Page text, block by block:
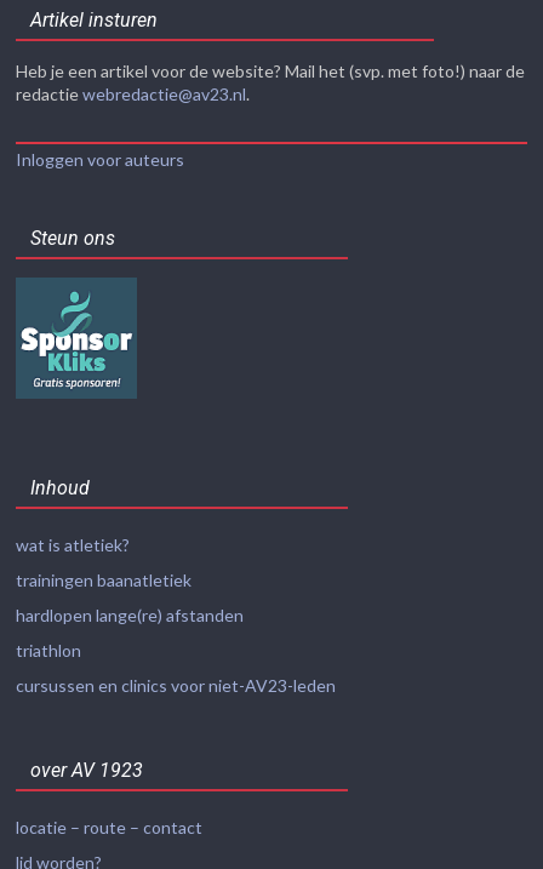
Artikel insturen
Heb je een artikel voor de website? Mail het (svp. met foto!) naar de
redactiewebredactie@av23.nl.
Inloggen voor auteurs
Steun ons
Inhoud
wat is atletiek?
trainingen baanatletiek
hardlopen lange(re) afstanden
triathlon
cursussen en clinics voor niet-AV23-leden
over AV 1923
locatie – route – contact
lid worden?